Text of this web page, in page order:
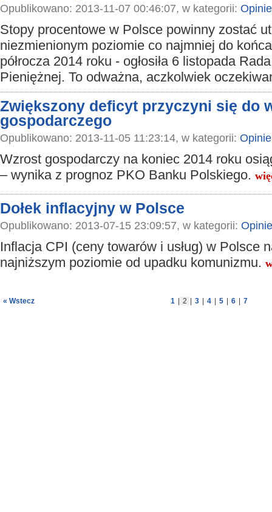
Opublikowano: 2013-11-07 00:46:07, w kategorii: Opinie
Stopy procentowe w Polsce powinny zostać
niezmienionym poziomie co najmniej do
półrocza 2014 roku - ogłosiła 6 listopada
Pieniężnej. To odważna, aczkolwiek
Zwiększony deficyt przyczyni się do
gospodarczego
Opublikowano: 2013-11-05 11:23:14, w kategorii: Opinie
Wzrost gospodarczy na koniec 2014 roku
– wynika z prognoz PKO Banku Polskiego.
Dołek inflacyjny w Polsce
Opublikowano: 2013-07-15 23:09:57, w kategorii: Opinie
Inflacja CPI (ceny towarów i usług) w Polsce
najniższym poziomie od upadku komunizmu.
« Wstecz 1 2 3 4 5 6 7